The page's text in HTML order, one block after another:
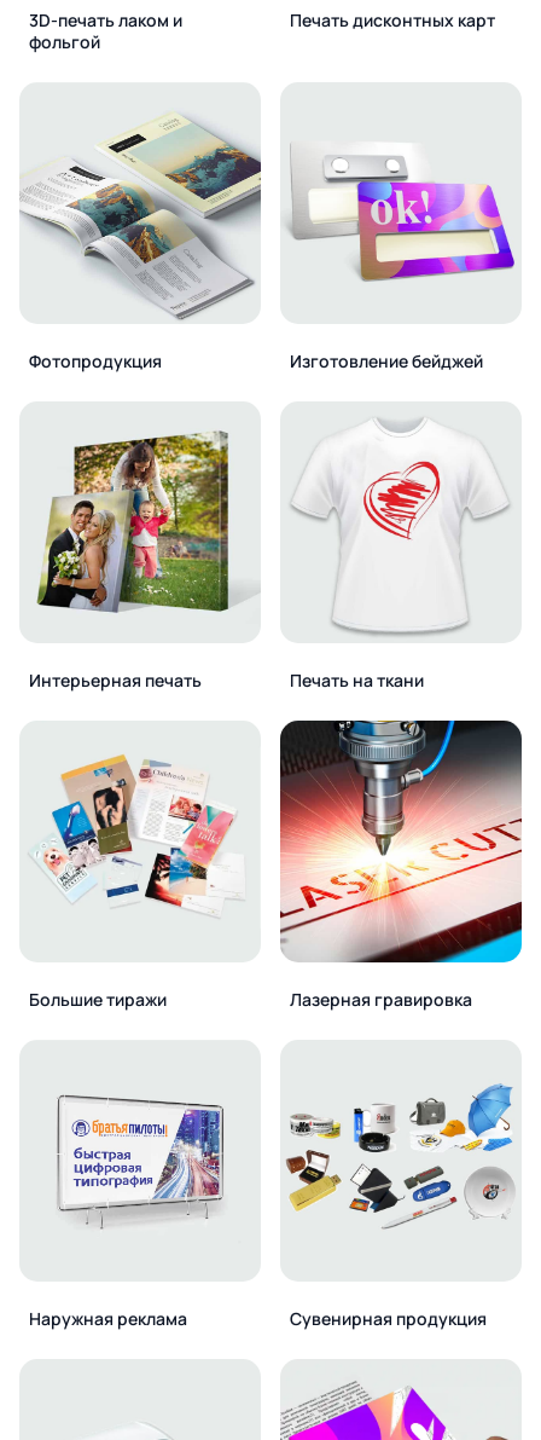
3D-печать лаком и
фольгой
Печать дисконтных карт
Фотопродукция Изготовление бейджей
Интерьерная печать Печать на ткани
Большие тиражи Лазерная гравировка
Наружная реклама Сувенирная продукция